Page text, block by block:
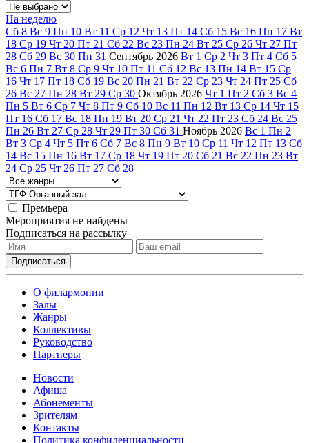
На неделю
Сб 8 Вс 9 Пн 10 Вт 11 Ср 12 Чт 13 Пт 14 Сб 15 Вс 16 Пн 17 Вт
18 Ср 19 Чт 20 Пт 21 Сб 22 Вс 23 Пн 24 Вт 25 Ср 26 Чт 27 Пт
28 Сб 29 Вс 30 Пн 31 Сентябрь 2026 Вт 1 Ср 2 Чт 3 Пт 4 Сб 5
Вс 6 Пн 7 Вт 8 Ср 9 Чт 10 Пт 11 Сб 12 Вс 13 Пн 14 Вт 15 Ср
16 Чт 17 Пт 18 Сб 19 Вс 20 Пн 21 Вт 22 Ср 23 Чт 24 Пт 25 Сб
26 Вс 27 Пн 28 Вт 29 Ср 30 Октябрь 2026 Чт 1 Пт 2 Сб 3 Вс 4
Пн 5 Вт 6 Ср 7 Чт 8 Пт 9 Сб 10 Вс 11 Пн 12 Вт 13 Ср 14 Чт 15
Пт 16 Сб 17 Вс 18 Пн 19 Вт 20 Ср 21 Чт 22 Пт 23 Сб 24 Вс 25
Пн 26 Вт 27 Ср 28 Чт 29 Пт 30 Сб 31 Ноябрь 2026 Вс 1 Пн 2
Вт 3 Ср 4 Чт 5 Пт 6 Сб 7 Вс 8 Пн 9 Вт 10 Ср 11 Чт 12 Пт 13 Сб
14 Вс 15 Пн 16 Вт 17 Ср 18 Чт 19 Пт 20 Сб 21 Вс 22 Пн 23 Вт
24 Ср 25 Чт 26 Пт 27 Сб 28
Премьера
Мероприятия не найдены
Подписаться на рассылку
О филармонии
Залы
Жанры
Коллективы
Руководство
Партнеры
Новости
Афиша
Абонементы
Зрителям
Контакты
Политика конфиденциальности